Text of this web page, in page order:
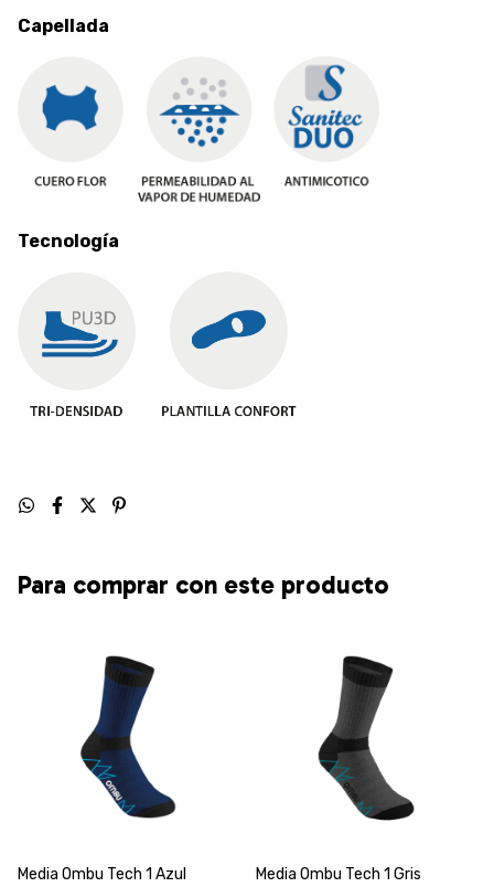
Capellada
Tecnología
Para comprar con este producto
Media Ombu Tech 1 Azul Media Ombu Tech 1 Gris